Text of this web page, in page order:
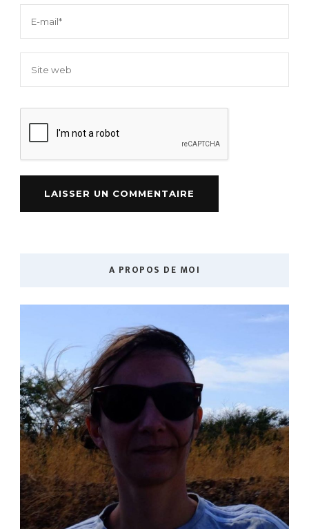
A PROPOS DE MOI